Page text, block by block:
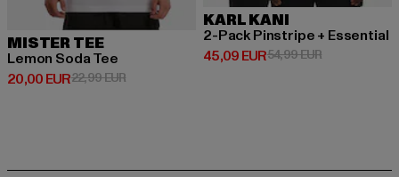
MISTER TEE
Lemon Soda Tee
20,00 EUR
Derzeitiger Preis: 20,00 EUR
22,99 EURAktionspreis: 22,99 EUR
KARL KANI
2-Pack Pinstripe + Essential
45,09 EUR
Derzeitiger Preis: 45,09 EUR
54,99 EURAktionspreis: